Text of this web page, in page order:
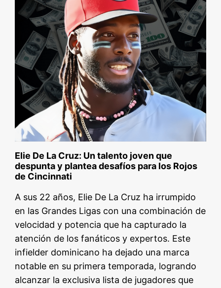
Elie De La Cruz: Un talento joven que
despunta y plantea desafíos para los Rojos
de Cincinnati
A sus 22 años, Elie De La Cruz ha irrumpido
en las Grandes Ligas con una combinación de
velocidad y potencia que ha capturado la
atención de los fanáticos y expertos. Este
infielder dominicano ha dejado una marca
notable en su primera temporada, logrando
alcanzar la exclusiva lista de jugadores que